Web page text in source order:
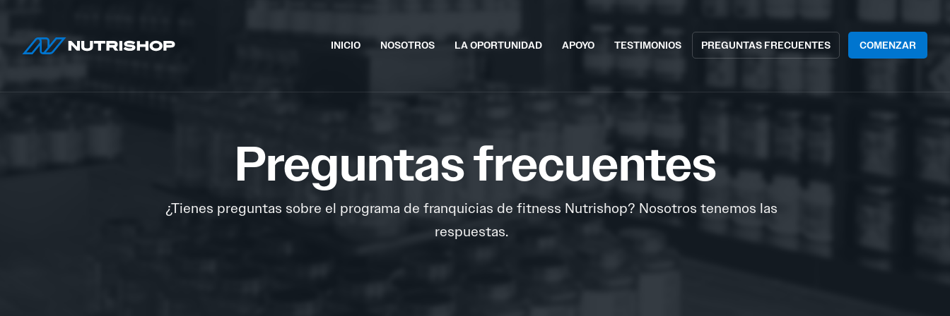
INICIO NOSOTROS LA OPORTUNIDAD APOYO TESTIMONIOS PREGUNTAS FRECUENTES COMENZAR
Preguntas frecuentes
¿Tienes preguntas sobre el programa de franquicias de fitness Nutrishop? Nosotros tenemos las
respuestas.